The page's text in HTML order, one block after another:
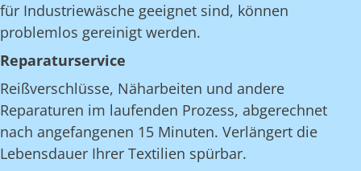
für Industriewäsche geeignet sind, können
problemlos gereinigt werden.
Reparaturservice
Reißverschlüsse, Näharbeiten und andere
Reparaturen im laufenden Prozess, abgerechnet
nach angefangenen 15 Minuten. Verlängert die
Lebensdauer Ihrer Textilien spürbar.